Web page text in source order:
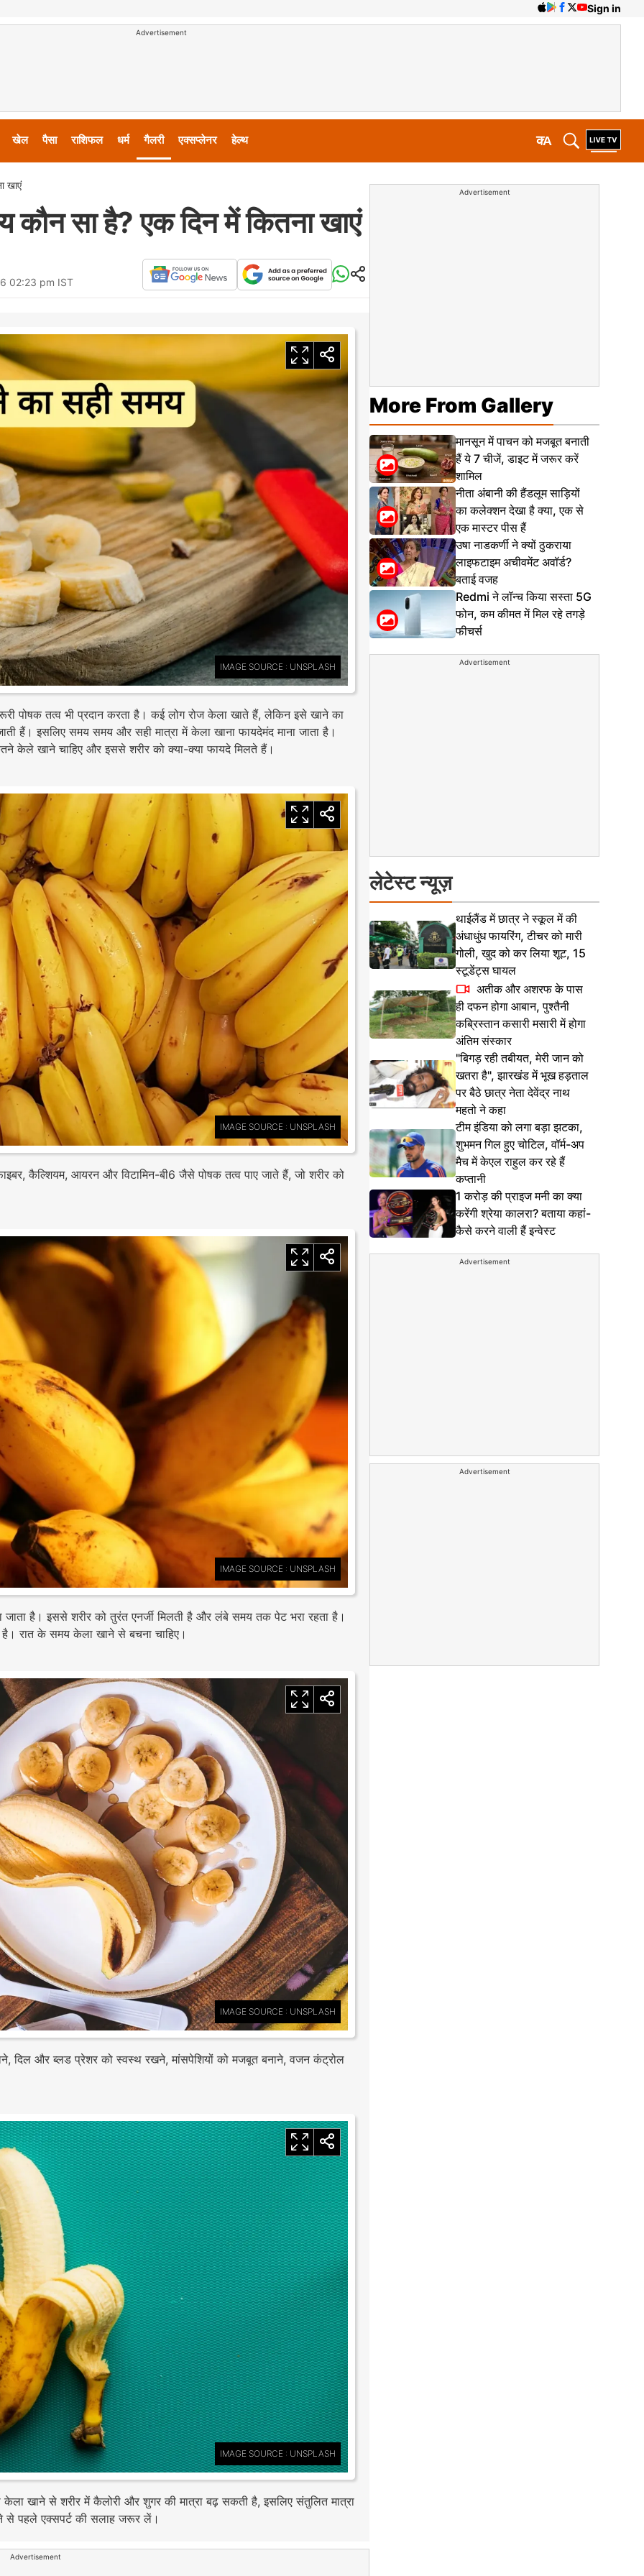
Sign in
Advertisement
खेल पैसा राशिफल धर्म गैलरी एक्सप्लेनर हेल्थ A
क
खाएं
सा है? एक दिन में कितना खाएं
02:23 pm IST
IMAGE SOURCE : UNSPLASH
पोषक तत्व भी प्रदान करता है। कई लोग रोज केला खाते हैं, लेकिन इसे खाने का
हैं। इसलिए समय समय और सही मात्रा में केला खाना फायदेमंद माना जाता है।
केले खाने चाहिए और इससे शरीर को क्या-क्या फायदे मिलते हैं।
IMAGE SOURCE : UNSPLASH
कैल्शियम, आयरन और विटामिन-बी6 जैसे पोषक तत्व पाए जाते हैं, जो शरीर को
IMAGE SOURCE : UNSPLASH
है। इससे शरीर को तुरंत एनर्जी मिलती है और लंबे समय तक पेट भरा रहता है।
रात के समय केला खाने से बचना चाहिए।
IMAGE SOURCE : UNSPLASH
दिल और ब्लड प्रेशर को स्वस्थ रखने, मांसपेशियों को मजबूत बनाने, वजन कंट्रोल
IMAGE SOURCE : UNSPLASH
खाने से शरीर में कैलोरी और शुगर की मात्रा बढ़ सकती है, इसलिए संतुलित मात्रा
से पहले एक्सपर्ट की सलाह जरूर लें।
Advertisement
Advertisement
More From Gallery
मानसून में पाचन को मजबूत बनाती
हैं ये 7 चीजें, डाइट में जरूर करें
शामिल
नीता अंबानी की हैंडलूम साड़ियों
का कलेक्शन देखा है क्या, एक से
एक मास्टर पीस हैं
उषा नाडकर्णी ने क्यों ठुकराया
लाइफटाइम अचीवमेंट अवॉर्ड?
बताई वजह
Redmi ने लॉन्च किया सस्ता 5G
फोन, कम कीमत में मिल रहे तगड़े
फीचर्स
Advertisement
लेटेस्ट न्यूज़
थाईलैंड में छात्र ने स्कूल में की
अंधाधुंध फायरिंग, टीचर को मारी
गोली, खुद को कर लिया शूट, 15
स्टूडेंट्स घायल
अतीक और अशरफ के पास
ही दफन होगा आबान, पुश्तैनी
कब्रिस्तान कसारी मसारी में होगा
अंतिम संस्कार
"बिगड़ रही तबीयत, मेरी जान को
खतरा है", झारखंड में भूख हड़ताल
पर बैठे छात्र नेता देवेंद्र नाथ
महतो ने कहा
टीम इंडिया को लगा बड़ा झटका,
शुभमन गिल हुए चोटिल, वॉर्म-अप
मैच में केएल राहुल कर रहे हैं
कप्तानी
1 करोड़ की प्राइज मनी का क्या
करेंगी श्रेया कालरा? बताया कहां-
कैसे करने वाली हैं इन्वेस्ट
Advertisement
Advertisement